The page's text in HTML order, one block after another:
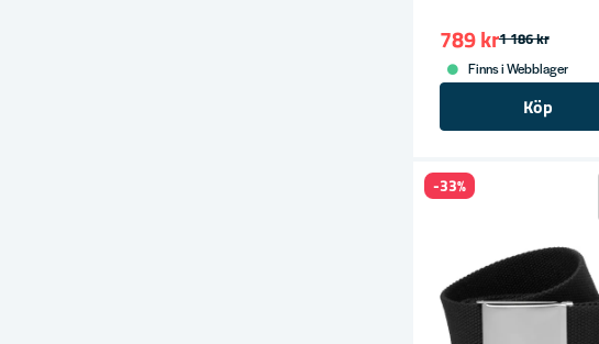
1 186 kr
789 kr
Finns i Webblager
Köp
-33%